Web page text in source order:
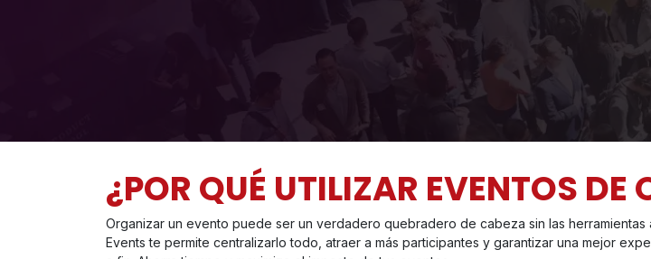
¿POR QUÉ UTILIZAR EVENTOS DE
Organizar un evento puede ser un verdadero quebradero de cabeza sin las herramientas
Events te permite centralizarlo todo, atraer a más participantes y garantizar una mejor